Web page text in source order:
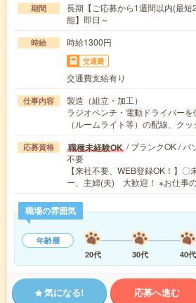
期間
長期【ご応募から1週間以内(最
能】即日～
時給 時給1300円
交通費
交通費支給有り
仕事内容
製造（組立・加工）
ラジオペンチ・電動ドライバー
（ルームライト等）の配線、ク
応募資格 職種未経験OK / ブランクOK / パ
不要
【来社不要、WEB登録OK！】
ー、主婦(夫) 大歓迎！ ※お仕事
職場の雰囲気
年齢層
20代
30代 40代
気になる! 応募へ進む